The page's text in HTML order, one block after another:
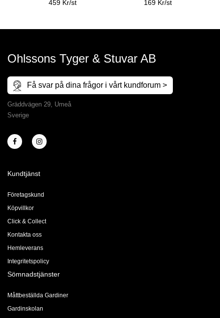
459 Kr/st 169 Kr/st
Ohlssons Tyger & Stuvar AB
Få svar på dina frågor i vårt kundforum >
Gräddvägen 29, Umeå
Sverige
Kundtjänst
Företagskund
Köpvillkor
Click & Collect
Kontakta oss
Hemleverans
Integritetspolicy
Sömnadstjänster
Måttbeställda Gardiner
Gardinskolan